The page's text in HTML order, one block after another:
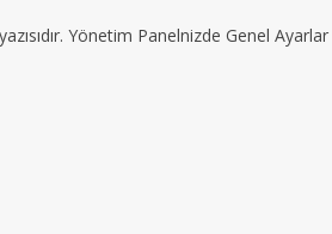
Yönetim Panelnizde Genel